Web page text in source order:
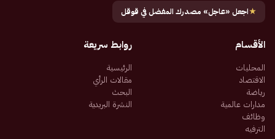
★اجعل «عاجل» مصدرك المفضل في قوقل
الأقسام
المحليات
الاقتصاد
رياضة
مدارات عالمية
وظائف
الترفيه
روابط سريعة
الرئيسية
مقالات الرأي
البحث
النشرة البريدية